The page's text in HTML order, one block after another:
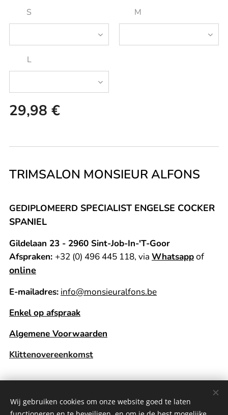
S M
L
29,98 €
TRIMSALON MONSIEUR ALFONS
GEDIPLOMEERD SPECIALIST ENGELSE COCKER
SPANIEL
Gildelaan 23 - 2960 Sint-Job-In-'T-Goor
Afspraken: +32 (0) 496 445 118, via Whatsappof
online
E-mailadres: info@monsieuralfons.be
Enkel op afspraak
Algemene Voorwaarden
Klittenovereenkomst
Privacy Policy Cookies
Wij gebruiken cookies om onze website goed te laten